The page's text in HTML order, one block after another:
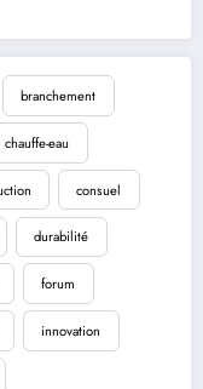
branchement
chauffe-eau
consuel
durabilité
forum
innovation